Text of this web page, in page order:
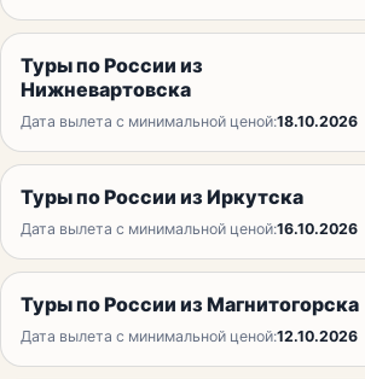
Туры по России из
Нижневартовска
Дата вылета с минимальной ценой:18.10.2026
Туры по России из Иркутска
Дата вылета с минимальной ценой:16.10.2026
Туры по России из Магнитогорска
Дата вылета с минимальной ценой:12.10.2026